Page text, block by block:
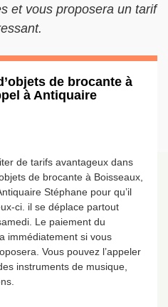
et vous proposera un tarif
de brocante à
à Antiquaire
de tarifs avantageux dans
de brocante à Boisseaux,
Stéphane pour qu’il
ci. il se déplace partout
Le paiement du
immédiatement si vous
Vous pouvez l’appeler
instruments de musique,